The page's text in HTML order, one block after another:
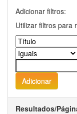
Adicionar filtros:
Utilizar filtros para
Resultados/